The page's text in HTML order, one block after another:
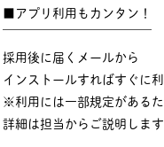
■アプリ利用もカンタン！
採用後に届くメールから
インストールすればすぐに
※利用には一部規定があるた
詳細は担当からご説明します